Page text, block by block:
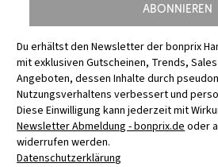
Abonnieren
Du erhältst den Newsletter der bonprix
mit exklusiven Gutscheinen, Trends,
Angeboten, dessen Inhalte durch
Nutzungsverhaltens verbessert und
Diese Einwilligung kann jederzeit mit
Newsletter Abmeldung - bonprix.deoder
widerrufen werden.
Datenschutzerklärung